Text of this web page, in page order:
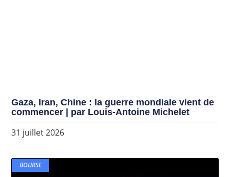
Gaza, Iran, Chine : la guerre mondiale vient de
commencer | par Louis-Antoine Michelet
31 juillet 2026
BOURSE